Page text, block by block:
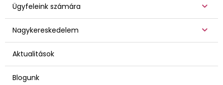
Ügyfeleink számára
Nagykereskedelem
Aktualitások
Blogunk